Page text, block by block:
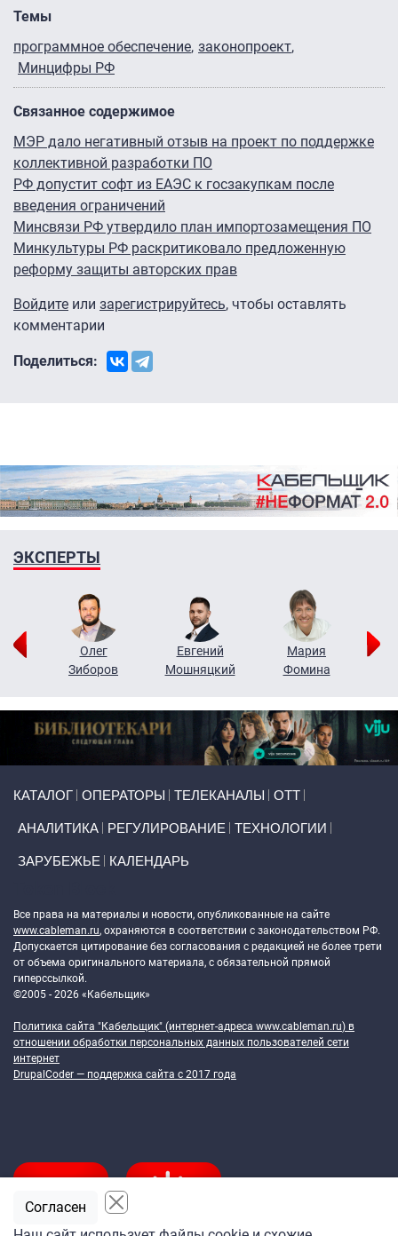
Темы
программное обеспечение законопроект
Минцифры РФ
Связанное содержимое
МЭР дало негативный отзыв на проект по поддержке
коллективной разработки ПО
РФ допустит софт из ЕАЭС к госзакупкам после
введения ограничений
Минсвязи РФ утвердило план импортозамещения ПО
Минкультуры РФ раскритиковало предложенную
реформу защиты авторских прав
Войдите или зарегистрируйтесь, чтобы оставлять
комментарии
Поделиться:
ЭКСПЕРТЫ
Олег
Зиборов
Евгений
Мошняцкий
Мария
Фомина
КАТАЛОГ ОПЕРАТОРЫ ТЕЛЕКАНАЛЫ ОТТ
АНАЛИТИКА РЕГУЛИРОВАНИЕ ТЕХНОЛОГИИ
ЗАРУБЕЖЬЕ КАЛЕНДАРЬ
Все права на материалы и новости, опубликованные на сайте
www.cableman.ru, охраняются в соответствии с законодательством РФ.
Допускается цитирование без согласования с редакцией не более трети
от объема оригинального материала, с обязательной прямой
гиперссылкой.
©2005 - 2026 «Кабельщик»
Политика сайта "Кабельщик" (интернет-адреса www.cableman.ru) в
отношении обработки персональных данных пользователей сети
интернет
DrupalCoder — поддержка сайта c 2017 года
Согласен